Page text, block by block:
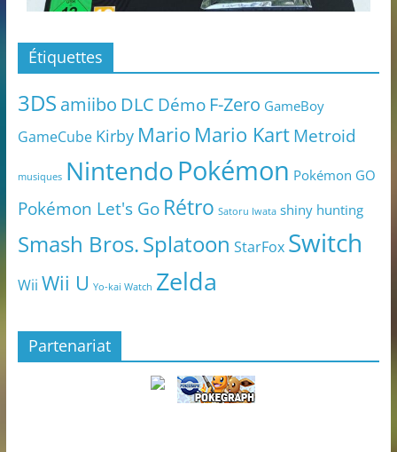
Étiquettes
3DS amiibo DLC Démo F-Zero GameBoy
GameCube Kirby Mario Mario KartMetroid
musiques NintendoPokémon Pokémon GO
Pokémon Let's Go Rétro Satoru Iwata shiny hunting
Smash Bros.Splatoon StarFox Switch
Wii Wii U Yo-kai Watch Zelda
Partenariat